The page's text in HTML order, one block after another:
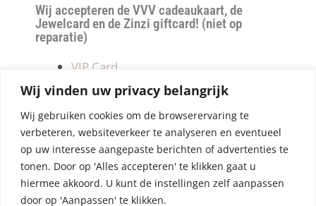
Wij vinden uw privacy belangrijk
Wij gebruiken cookies om de browserervaring te
verbeteren, websiteverkeer te analyseren en eventueel
op uw interesse aangepaste berichten of advertenties te
tonen. Door op 'Alles accepteren' te klikken gaat u
hiermee akkoord. U kunt de instellingen zelf aanpassen
door op 'Aanpassen' te klikken.
Wij accepteren de VVV cadeaukaart, de
Jewelcard en de Zinzi giftcard! (niet op
reparatie)
VIP Card
Retourneren
Betalen & verzendkosten
Privacy Policy
Algemene Voorwaarden